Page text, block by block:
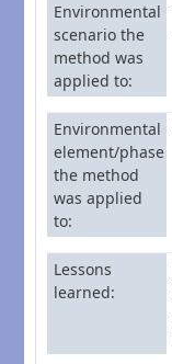
Environmental
scenario the
method was
applied to
Environmental
element/phase
the method
was applied
to
Lessons
learned